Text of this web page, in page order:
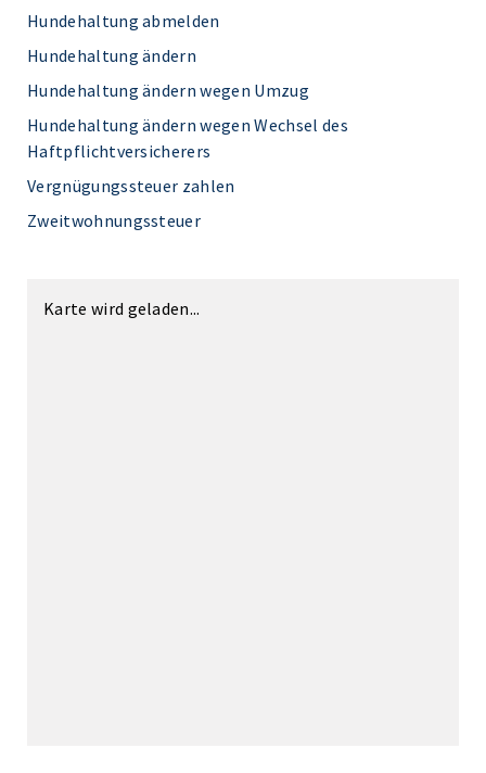
Hundehaltung abmelden
Hundehaltung ändern
Hundehaltung ändern wegen Umzug
Hundehaltung ändern wegen Wechsel des
Haftpflichtversicherers
Vergnügungssteuer zahlen
Zweitwohnungssteuer
Karte wird geladen...